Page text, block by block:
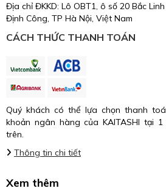
Địa chỉ ĐKKD: Lô OBT1, ô số 20 Bắc
Định Công, TP Hà Nội, Việt Nam
CÁCH THỨC THANH TOÁN
Quý khách có thể lựa chọn thanh
khoản ngân hàng của KAITASHI tại
trên.
Thông tin chi tiết
Xem thêm